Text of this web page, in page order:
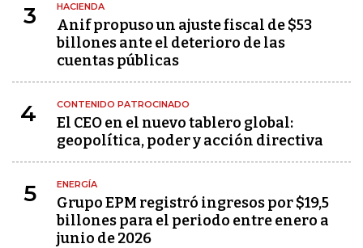
3 HACIENDA
Anif propuso un ajuste fiscal de $53
billones ante el deterioro de las
cuentas públicas
4 CONTENIDO PATROCINADO
El CEO en el nuevo tablero global:
geopolítica, poder y acción directiva
5 ENERGÍA
Grupo EPM registró ingresos por $19,5
billones para el periodo entre enero a
junio de 2026